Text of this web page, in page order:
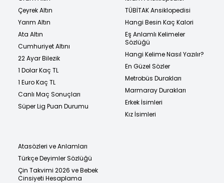
Çeyrek Altın
Yarım Altın
Ata Altın
Cumhuriyet Altını
22 Ayar Bilezik
1 Dolar Kaç TL
1 Euro Kaç TL
Canlı Maç Sonuçları
Süper Lig Puan Durumu
TÜBİTAK Ansiklopedisi
Hangi Besin Kaç Kalori
Eş Anlamlı Kelimeler
Sözlüğü
Hangi Kelime Nasıl Yazılır?
En Güzel Sözler
Metrobüs Durakları
Marmaray Durakları
Erkek İsimleri
Kız İsimleri
Atasözleri ve Anlamları
Türkçe Deyimler Sözlüğü
Çin Takvimi 2026 ve Bebek
Cinsiyeti Hesaplama